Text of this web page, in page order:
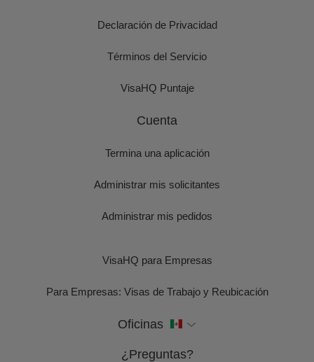
Declaración de Privacidad
Términos del Servicio
VisaHQ Puntaje
Cuenta
Termina una aplicación
Administrar mis solicitantes
Administrar mis pedidos
VisaHQ para Empresas
Para Empresas: Visas de Trabajo y Reubicación
Oficinas
¿Preguntas?